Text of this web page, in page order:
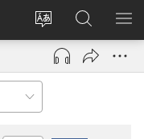
Nwene
ẹvẹrẹ
Ro
Eva
(opens
window)
Gwọlọ
JW.ORG